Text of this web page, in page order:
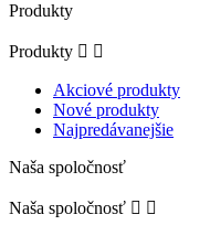
Produkty
Produkty  
Akciové produkty
Nové produkty
Najpredávanejšie
Naša spoločnosť
Naša spoločnosť  